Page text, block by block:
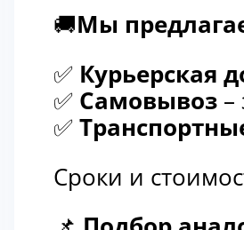
🚚Мы
✅ Курьерская
✅ Самовывоз –
✅
Сроки и